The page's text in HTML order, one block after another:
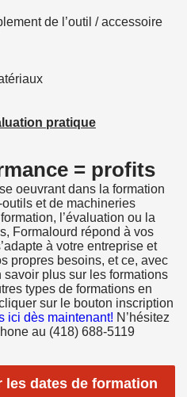
de l’outil / accessoire
pratique
= profits
oeuvrant dans la formation
et de machineries
l’évaluation ou la
Formalourd répond à vos
à votre entreprise et
propres besoins, et ce, avec
plus sur les formations
types de formations en
sur le bouton inscription
ici dès maintenant! N’hésitez
au (418) 688-5119
les dates de formation